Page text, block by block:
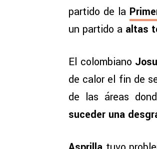
partido de la
un partido a altas
El colombiano
de calor el fin de
de las áreas
suceder una